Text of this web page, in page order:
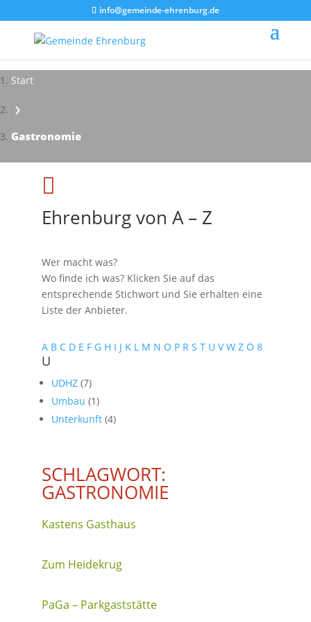
info@gemeinde-ehrenburg.de
Start
›
Gastronomie

Ehrenburg von A – Z
Wer macht was?
Wo finde ich was? Klicken Sie auf das
entsprechende Stichwort und Sie erhalten eine
Liste der Anbieter.
A B C D E F G H I J K L M N O P R S T U V W Z Ö 8
U
UDHZ (7)
Umbau (1)
Unterkunft (4)
SCHLAGWORT:
GASTRONOMIE
Kastens Gasthaus
Zum Heidekrug
PaGa – Parkgaststätte